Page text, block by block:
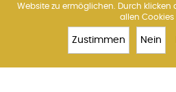
KOLOSSEUM
Amsterdam
Madrid
Paris Rom
Website zu ermöglichen. Durch klicken
allen Cookies
Zustimmen Nein